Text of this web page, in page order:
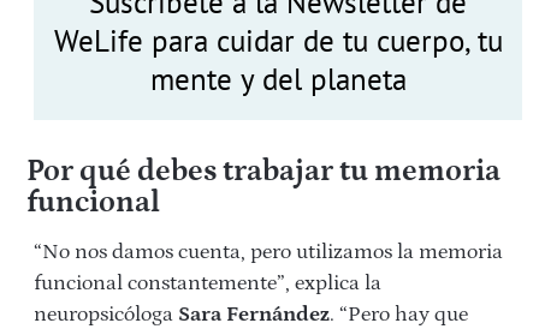
WeLife para cuidar de tu cuerpo, tu
mente y del planeta
Por qué debes trabajar tu memoria
funcional
“No nos damos cuenta, pero utilizamos la memoria
funcional constantemente”, explica la
neuropsicóloga Sara Fernández. “Pero hay que